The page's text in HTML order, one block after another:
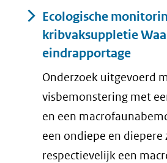
Ecologische
kribvaksuppletie
eindrapportage
Onderzoek uitgevoerd
visbemonstering met
en een
een ondiepe en diepere
respectievelijk een